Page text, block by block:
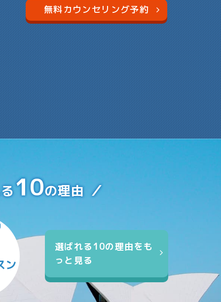
無料カウンセリング予約
10の理由
ン
選ばれる10の理由をも
っと見る